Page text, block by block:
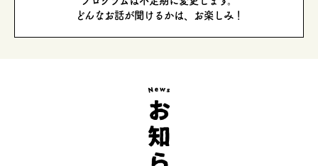
どんなお話が聞けるかは、お楽しみ！